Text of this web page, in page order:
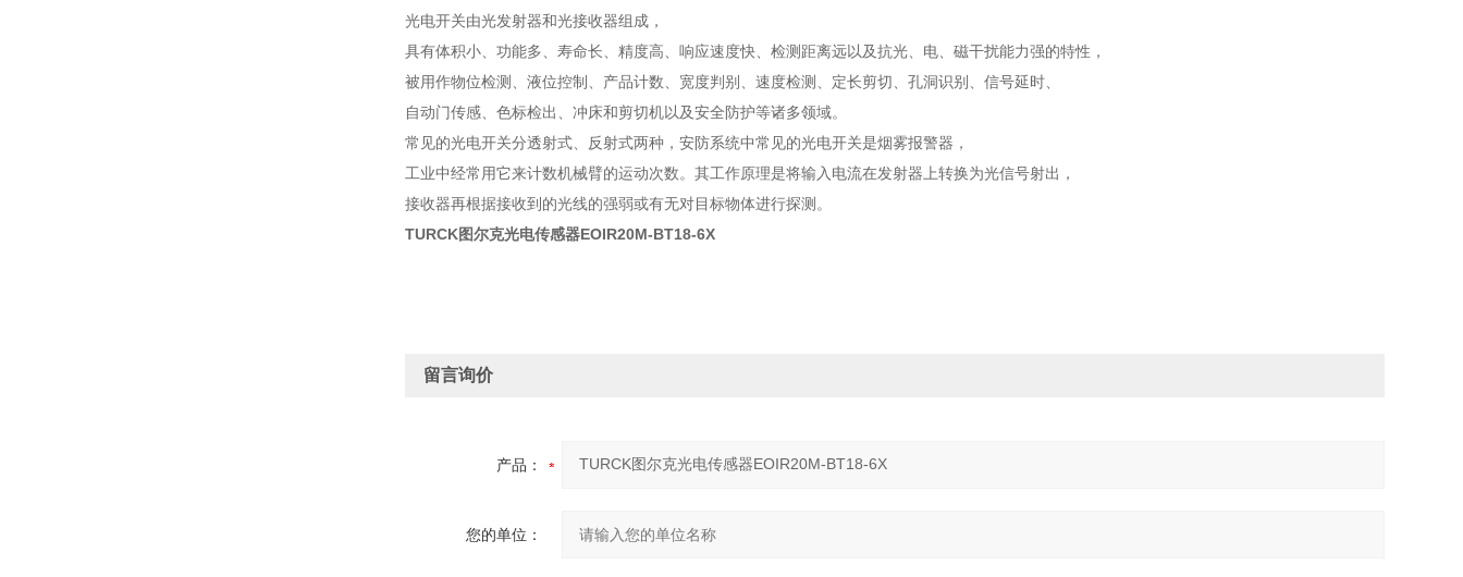
光电开关由光发射器和光接收器组成，
具有体积小、功能多、寿命长、精度高、响应速度快、检测距离远以及抗光、电、磁干扰能力强的特性，
被用作物位检测、液位控制、产品计数、宽度判别、速度检测、定长剪切、孔洞识别、信号延时、
自动门传感、色标检出、冲床和剪切机以及安全防护等诸多领域。
常见的光电开关分透射式、反射式两种，安防系统中常见的光电开关是烟雾报警器，
工业中经常用它来计数机械臂的运动次数。其工作原理是将输入电流在发射器上转换为光信号射出，
接收器再根据接收到的光线的强弱或有无对目标物体进行探测。
TURCK图尔克光电传感器EOIR20M-BT18-6X
留言询价
产品：
您的单位：